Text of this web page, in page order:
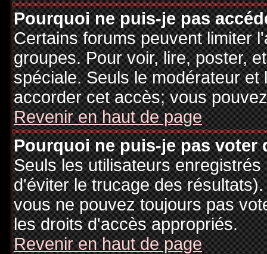
Pourquoi ne puis-je pas
Certains forums peuvent limiter
groupes. Pour voir, lire, poster,
spéciale. Seuls le modérateur
accorder cet accès; vous
Revenir en haut de page
Pourquoi ne puis-je pas voter
Seuls les utilisateurs
d'éviter le trucage des
vous ne pouvez toujours pas
les droits d'accès appropriés.
Revenir en haut de page